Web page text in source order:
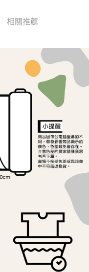
。
跳轉至「AFTEE先享後付」
成結帳。
的連結，可透過四大超商／
交易完成。
若您需要取消訂單，請聯絡
有效，需透過AFTEE先享
頁面顯示為準，若有關於
，請聯繫「AFTEE先享後付
support/home
先享後付」服務完成之交
將交易相關給付款項請求債
護人之同意方可使用
損失，本公司不負相關責
號之用戶狀況，依本公司即
情形，本公司將視審查結果
相關推薦